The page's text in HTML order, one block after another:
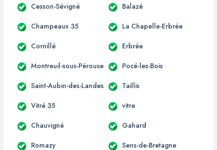
Cesson-Sévigné Balazé
Champeaux 35 La Chapelle-Erbrée
Cornillé Erbrée
Montreuil-sous-Pérouse Pocé-les-Bois
Saint-Aubin-des-Landes Taillis
Vitré 35 vitre
Chauvigné Gahard
Romazy Sens-de-Bretagne